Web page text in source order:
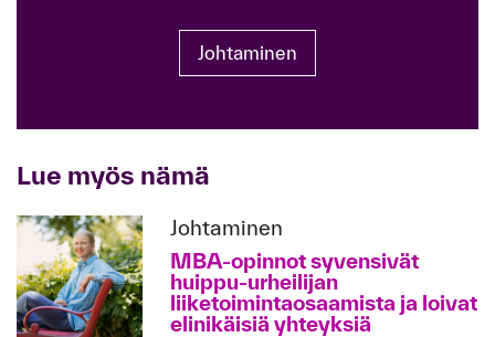
Johtaminen
Lue myös nämä
Johtaminen
MBA-opinnot syvensivät
huippu-urheilijan
liiketoimintaosaamista ja loivat
elinikäisiä yhteyksiä